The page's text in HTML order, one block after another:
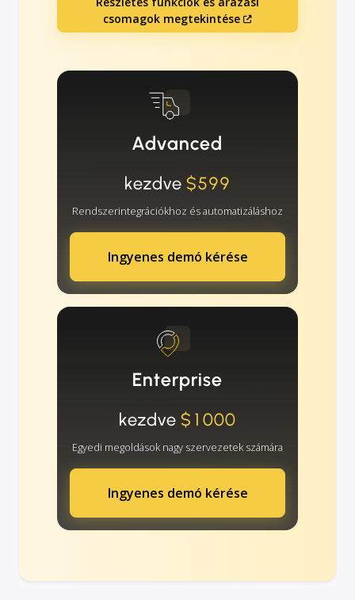
csomagok megtekintése
Advanced
kezdve$599
Rendszerintegrációkhoz és automatizáláshoz
Ingyenes demó kérése
Enterprise
kezdve$1000
Egyedi megoldások nagy szervezetek számára
Ingyenes demó kérése